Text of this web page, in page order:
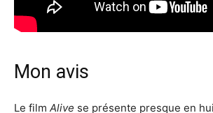
Mon avis
Le film Alive se présente presque en